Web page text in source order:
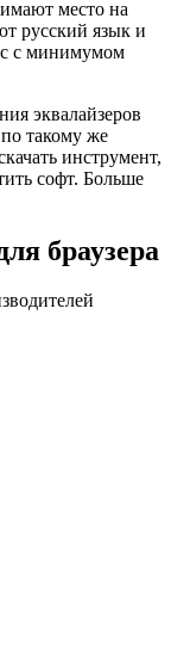
место на
русский язык и
с минимумом
эквалайзеров
такому же
инструмент,
софт. Больше
браузера